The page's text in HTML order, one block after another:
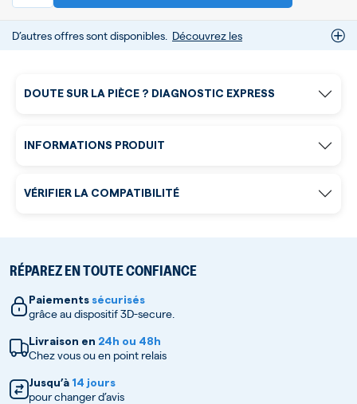
D’autres offres sont disponibles. Découvrez les
DOUTE SUR LA PIÈCE ? DIAGNOSTIC EXPRESS
INFORMATIONS PRODUIT
RÉPAREZ EN TOUTE CONFIANCE
Paiements sécurisés
grâce au dispositif 3D-secure.
Livraison en 24h ou 48h
Chez vous ou en point relais
Jusqu’à 14 jours
pour changer d’avis
VÉRIFIER LA COMPATIBILITÉ